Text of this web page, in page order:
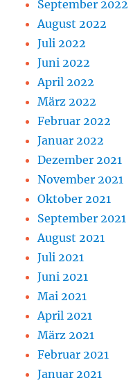
September 2022
August 2022
Juli 2022
Juni 2022
April 2022
März 2022
Februar 2022
Januar 2022
Dezember 2021
November 2021
Oktober 2021
September 2021
August 2021
Juli 2021
Juni 2021
Mai 2021
April 2021
März 2021
Februar 2021
Januar 2021